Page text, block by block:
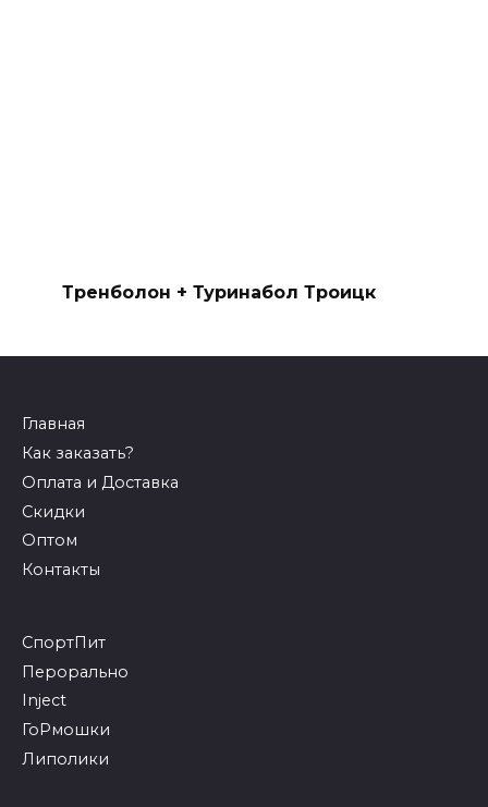
Тренболон + Туринабол Троицк
Главная
Как заказать?
Оплата и Доставка
Скидки
Оптом
Контакты
СпортПит
Перорально
Inject
ГоРмошки
Липолики